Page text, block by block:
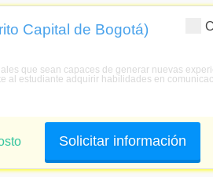
Capital de Bogotá)
que sean capaces de generar nuevas
al estudiante adquirir habilidades en
Solicitar información